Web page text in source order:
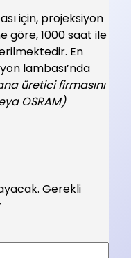
için, projeksiyon
göre, 1000 saat ile
En
lambası’nda
üretici firmasını
OSRAM)
Gerekli